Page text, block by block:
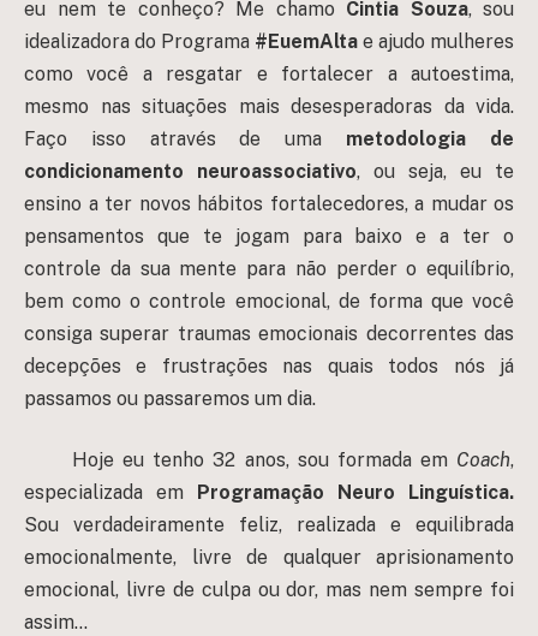
eu nem te conheço? Me chamo Cintia Souza, sou
idealizadora do Programa #EuemAlta e ajudo mulheres
como você a resgatar e fortalecer a autoestima,
mesmo nas situações mais desesperadoras da vida.
Faço isso através de uma metodologia de
condicionamento neuroassociativo, ou seja, eu te
ensino a ter novos hábitos fortalecedores, a mudar os
pensamentos que te jogam para baixo e a ter o
controle da sua mente para não perder o equilíbrio,
bem como o controle emocional, de forma que você
consiga superar traumas emocionais decorrentes das
decepções e frustrações nas quais todos nós já
passamos ou passaremos um dia.
Hoje eu tenho 32 anos, sou formada em Coach,
especializada em
Programação Neuro Linguística.
Sou verdadeiramente feliz, realizada e equilibrada
emocionalmente, livre de qualquer aprisionamento
emocional, livre de culpa ou dor, mas nem sempre foi
assim…